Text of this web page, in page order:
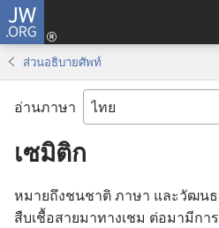
JW.ORG
ส่วนอธิบายศัพท์
อ่านภาษา
เซมิติก
หมาย​ถึง​ชน​ชาติ ภาษา และ​วัฒน
สืบ​เชื้อ​สาย​มา​ทาง​เชม ต่อ​มา​มี​กา